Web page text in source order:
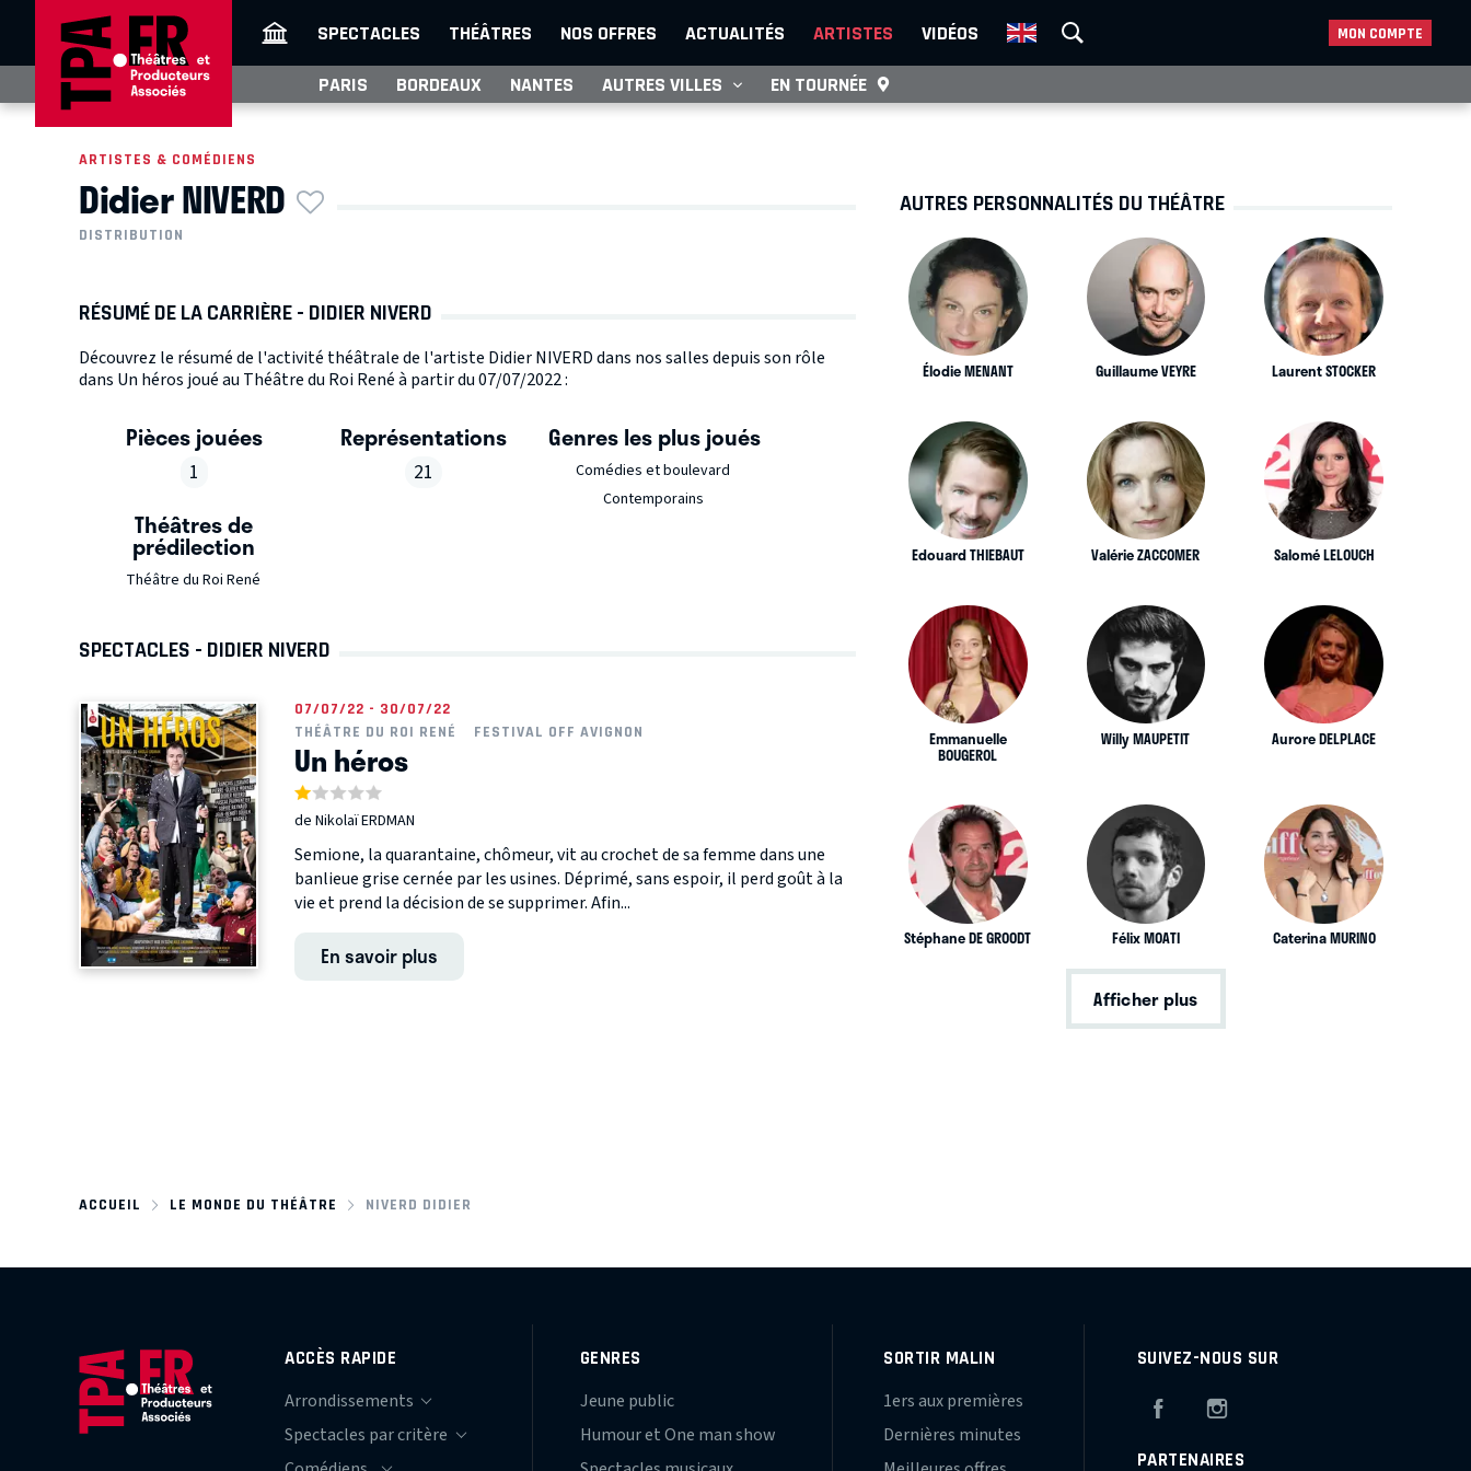
SPECTACLES THÉÂTRES NOS OFFRES ACTUALITÉS ARTISTES VIDÉOS MON COMPTE
PARIS BORDEAUX NANTES AUTRES VILLES EN TOURNÉE
ARTISTES & COMÉDIENS
Didier NIVERD
DISTRIBUTION
RÉSUMÉ DE LA CARRIÈRE - DIDIER NIVERD
Découvrez le résumé de l'activité théâtrale de l'artiste Didier NIVERD dans nos salles depuis son rôle
dans Un héros joué au Théâtre du Roi René à partir du 07/07/2022 :
Pièces jouées
1
Représentations
21
Genres les plus joués
Comédies et boulevard
Contemporains
Théâtres de
prédilection
Théâtre du Roi René
SPECTACLES - DIDIER NIVERD
07/07/22 - 30/07/22
THÉÂTRE DU ROI RENÉ
FESTIVAL OFF AVIGNON
Un héros
de Nikolaï ERDMAN
Semione, la quarantaine, chômeur, vit au crochet de sa femme dans une
banlieue grise cernée par les usines. Déprimé, sans espoir, il perd goût à la
vie et prend la décision de se supprimer. Afin...
En savoir plus
AUTRES PERSONNALITÉS DU THÉÂTRE
Élodie MENANT Guillaume VEYRE Laurent STOCKER
Edouard THIEBAUT Valérie ZACCOMER Salomé LELOUCH
Emmanuelle
BOUGEROL
Willy MAUPETIT Aurore DELPLACE
Stéphane DE GROODT Félix MOATI Caterina MURINO
Afficher plus
ACCUEIL LE MONDE DU THÉÂTRE NIVERD DIDIER
ACCÈS RAPIDE GENRES
Jeune public
Humour et One man show
SORTIR MALIN
1ers aux premières
Dernières minutes
SUIVEZ-NOUS SUR
Facebook
PARTENAIRES